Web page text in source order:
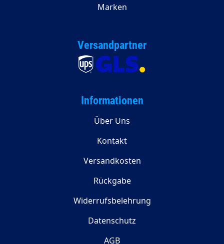
Marken
Versandpartner
Informationen
Über Uns
Kontakt
Versandkosten
Rückgabe
Widerrufsbelehrung
Datenschutz
AGB